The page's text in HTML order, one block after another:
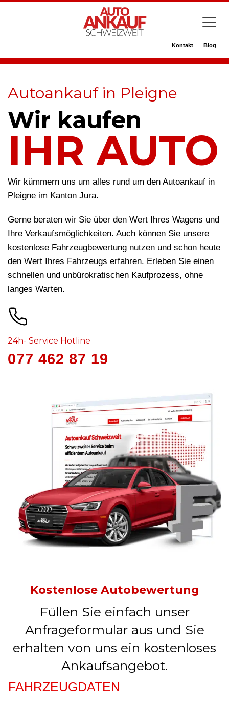
Kontakt Blog
Autoankauf in Pleigne
Wir kaufen
IHR AUTO
Wir kümmern uns um alles rund um den Autoankauf in
Pleigne im Kanton Jura.
Gerne beraten wir Sie über den Wert Ihres Wagens und
Ihre Verkaufsmöglichkeiten. Auch können Sie unsere
kostenlose Fahrzeugbewertung nutzen und schon heute
den Wert Ihres Fahrzeugs erfahren. Erleben Sie einen
schnellen und unbürokratischen Kaufprozess, ohne
langes Warten.
24h- Service Hotline
077 462 87 19
Kostenlose Autobewertung
Füllen Sie einfach unser
Anfrageformular aus und Sie
erhalten von uns ein kostenloses
Ankaufsangebot.
FAHRZEUGDATEN